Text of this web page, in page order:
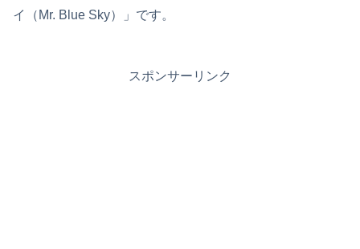
イ（Mr. Blue Sky）」です。
スポンサーリンク